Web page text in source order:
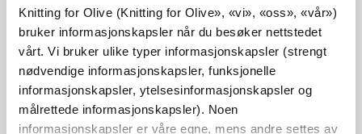
Knitting for Olive (Knitting for Olive», «vi», «oss», «vår»)
bruker informasjonskapsler når du besøker nettstedet
vårt. Vi bruker ulike typer informasjonskapsler (strengt
nødvendige informasjonskapsler, funksjonelle
informasjonskapsler, ytelsesinformasjonskapsler og
målrettede informasjonskapsler). Noen
informasjonskapsler er våre egne, mens andre settes av
Merinoull har mange gode egenskaper. Den er
temperaturregulerende. Det vil si at ullen holder kroppen
varm i kaldt vær, og frigjør varme i varmt vær, slik at huden
holdes kjølig. Samtidig kan ull, i likhet med silke,
transportere fuktighet bort fra huden, og kan absorbere 30